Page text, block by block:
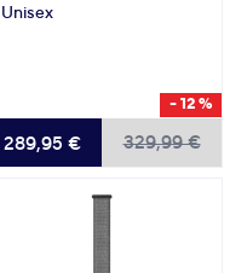
- 12 %
Unisex
289,95 € 329,99 €